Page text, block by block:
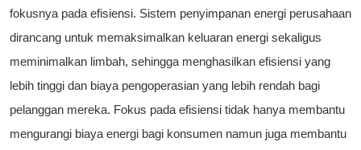
fokusnya pada efisiensi. Sistem penyimpanan energi perusahaan
dirancang untuk memaksimalkan keluaran energi sekaligus
meminimalkan limbah, sehingga menghasilkan efisiensi yang
lebih tinggi dan biaya pengoperasian yang lebih rendah bagi
pelanggan mereka. Fokus pada efisiensi tidak hanya membantu
mengurangi biaya energi bagi konsumen namun juga membantu